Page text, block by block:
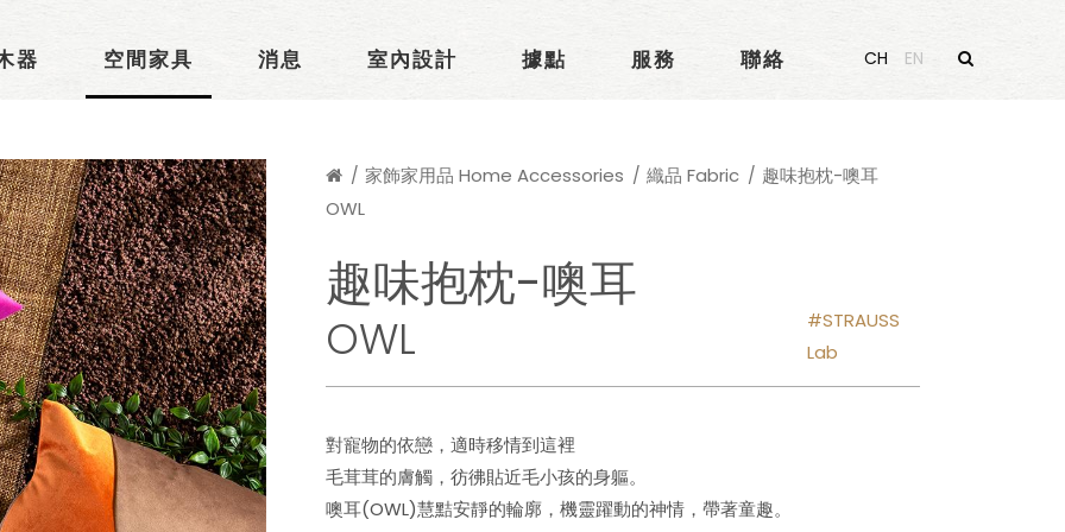
器 空間家具 消息 室內設計 據點 服務 聯絡 CH EN
家飾家用品 Home Accessories 織品 Fabric
趣味抱枕-噢耳
OWL
趣味抱枕-噢耳
OWL
STRAUSS
Lab
對寵物的依戀，適時移情到這裡
毛茸茸的膚觸，彷彿貼近毛小孩的身軀。
噢耳(OWL)慧黠安靜的輪廓，機靈躍動的神情，帶著童趣。